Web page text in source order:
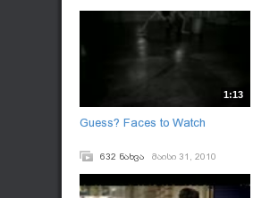
1:13
Guess? Faces to Watch
632 ნახვა მაისი 31, 2010